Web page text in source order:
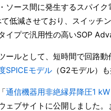
ソース間に発生するスパイク
低減させており、スイッチ
イプで汎用性の高いSOP
ールとして、短時間で回路
SPICEモデル （G2モデル）
通信機器用非絶縁昇降圧1
ェブサイトに公開しました